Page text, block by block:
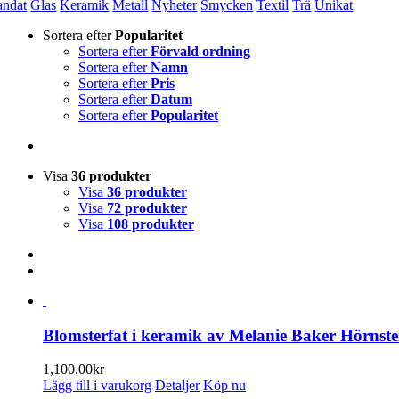
Glas Keramik Metall Nyheter Smycken Textil Trä Unikat
Sortera efterPopularitet
Sortera efterFörvald ordning
Sortera efterNamn
Sortera efterPris
Sortera efterDatum
Sortera efterPopularitet
Visa 36 produkter
Visa 36 produkter
Visa 72 produkter
Visa 108 produkter
Blomsterfat i keramik av Melanie Baker
1,100.00kr
Lägg till i varukorg Detaljer Köp nu